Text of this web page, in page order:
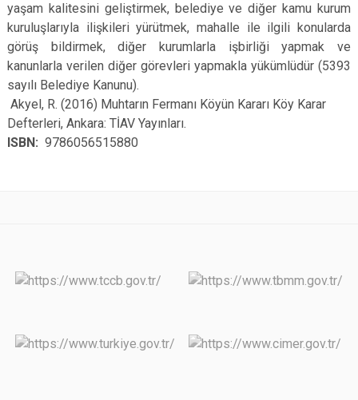
yaşam kalitesini geliştirmek, belediye ve diğer kamu kurum
kuruluşlarıyla ilişkileri yürütmek, mahalle ile ilgili konularda
görüş bildirmek, diğer kurumlarla işbirliği yapmak ve
kanunlarla verilen diğer görevleri yapmakla yükümlüdür (5393
sayılı Belediye Kanunu).
Akyel, R. (2016) Muhtarın Fermanı Köyün Kararı Köy Karar
Defterleri, Ankara: TİAV Yayınları.
ISBN: 9786056515880